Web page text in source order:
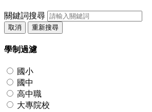
關鍵詞搜尋
取消 重新搜尋
學制過濾
國小
國中
高中職
大專院校